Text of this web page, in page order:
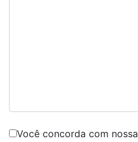
Você concorda com nossa